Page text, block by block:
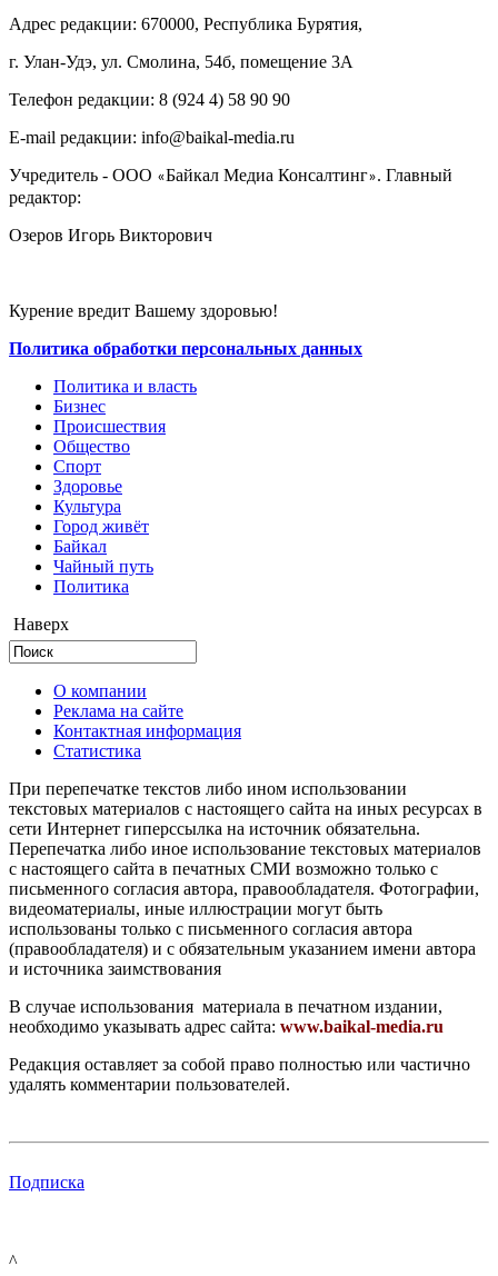
Адрес редакции: 670000, Республика Бурятия,
г. Улан-Удэ, ул. Смолина, 54б, помещение 3А
Телефон редакции: ‎‎8 (924 4) 58 90 90
E-mail редакции: info@baikal-media.ru
Учредитель - ООО «Байкал Медиа Консалтинг». Главный
редактор:
Озеров Игорь Викторович
Курение вредит Вашему здоровью!
Политика обработки персональных данных
Политика и власть
Бизнес
Происшествия
Общество
Cпорт
Здоровье
Культура
Город живёт
Байкал
Чайный путь
Политика
Наверх
О компании
Реклама на сайте
Контактная информация
Статистика
При перепечатке текстов либо ином использовании
текстовых материалов с настоящего сайта на иных ресурсах в
сети Интернет гиперссылка на источник обязательна.
Перепечатка либо иное использование текстовых материалов
с настоящего сайта в печатных СМИ возможно только с
письменного согласия автора, правообладателя. Фотографии,
видеоматериалы, иные иллюстрации могут быть
использованы только с письменного согласия автора
(правообладателя) и с обязательным указанием имени автора
и источника заимствования
В случае использования материала в печатном издании,
необходимо указывать адрес сайта: www.baikal-media.ru
Редакция оставляет за собой право полностью или частично
удалять комментарии пользователей.
Подписка
^